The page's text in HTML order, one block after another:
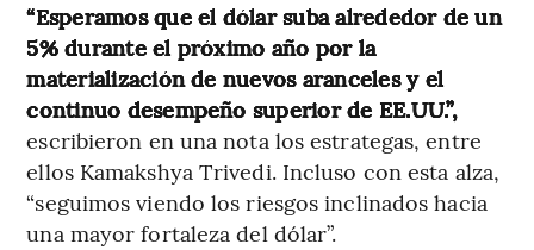
“Esperamos que el dólar suba alrededor de un
5% durante el próximo año por la
materialización de nuevos aranceles y el
continuo desempeño superior de EE.UU.”,
escribieron en una nota los estrategas, entre
ellos Kamakshya Trivedi. Incluso con esta alza,
“seguimos viendo los riesgos inclinados hacia
una mayor fortaleza del dólar”.